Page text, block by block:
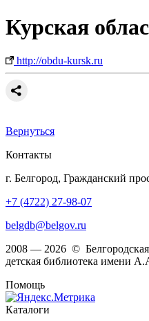
Курская
http://obdu-kursk.ru
Вернуться
Контакты
г. Белгород, Гражданский
+7 (4722) 27-98-07
belgdb@belgov.ru
2008 — 2026 © Белгородская
детская библиотека имени
Помощь
Каталоги